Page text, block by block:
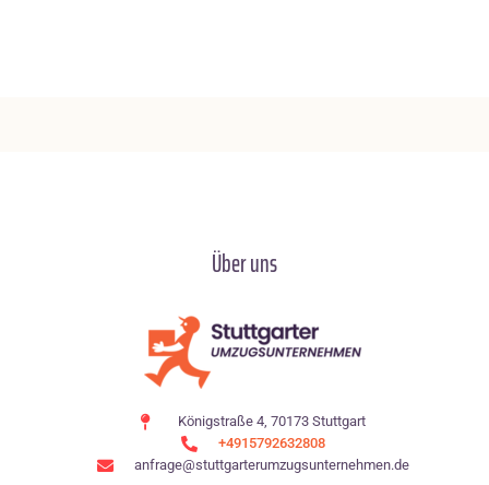
Über uns
Königstraße 4, 70173 Stuttgart
+4915792632808
anfrage@stuttgarterumzugsunternehmen.de